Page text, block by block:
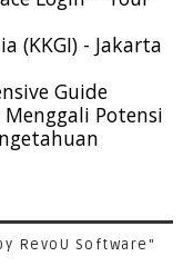
(KKGI) - Jakarta
Guide
Potensi
RevoU Software"